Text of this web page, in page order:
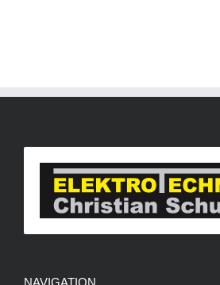
NAVIGATION